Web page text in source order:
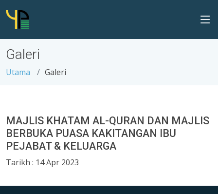
Galeri
Utama Galeri
MAJLIS KHATAM AL-QURAN DAN MAJLIS
BERBUKA PUASA KAKITANGAN IBU
PEJABAT & KELUARGA
Tarikh : 14 Apr 2023